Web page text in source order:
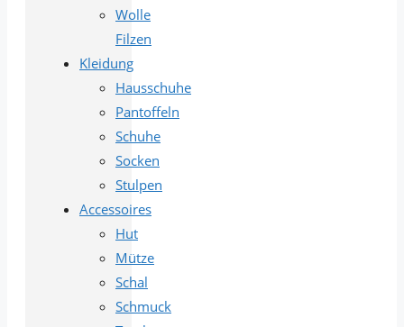
Wolle
Filzen
Kleidung
Hausschuhe
Pantoffeln
Schuhe
Socken
Stulpen
Accessoires
Hut
Mütze
Schal
Schmuck